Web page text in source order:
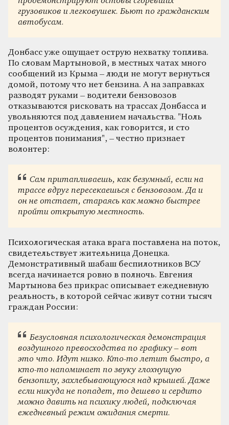
грузовиков и легковушек. Бьют по гражданским
автобусам.
Донбасс уже ощущает острую нехватку топлива.
По словам Мартыновой, в местных чатах много
сообщений из Крыма – люди не могут вернуться
домой, потому что нет бензина. А на заправках
разводят руками – водители бензовозов
отказываются рисковать на трассах Донбасса и
увольняются под давлением начальства. "Ноль
процентов осуждения, как говорится, и сто
процентов понимания", – честно признает
волонтер:
Сам притапливаешь, как безумный, если на
трассе вдруг пересекаешься с бензовозом. Да и
он не отстает, стараясь как можно быстрее
пройти открытую местность.
Психологическая атака врага поставлена на поток,
свидетельствует жительница Донецка.
Демонстративный шабаш беспилотников ВСУ
всегда начинается ровно в полночь. Евгения
Мартынова без прикрас описывает ежедневную
реальность, в которой сейчас живут сотни тысяч
граждан России:
Безусловная психологическая демонстрация
воздушного превосходства по графику – вот
это что. Идут низко. Кто-то летит быстро, а
кто-то напоминает по звуку глохнущую
бензопилу, захлебывающуюся над крышей. Даже
если никуда не попадет, то дешево и сердито
можно давить на психику людей, подключая
ежедневный режим ожидания смерти.